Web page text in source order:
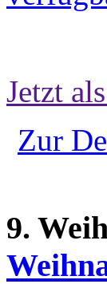
Jetzt
Zur
9.